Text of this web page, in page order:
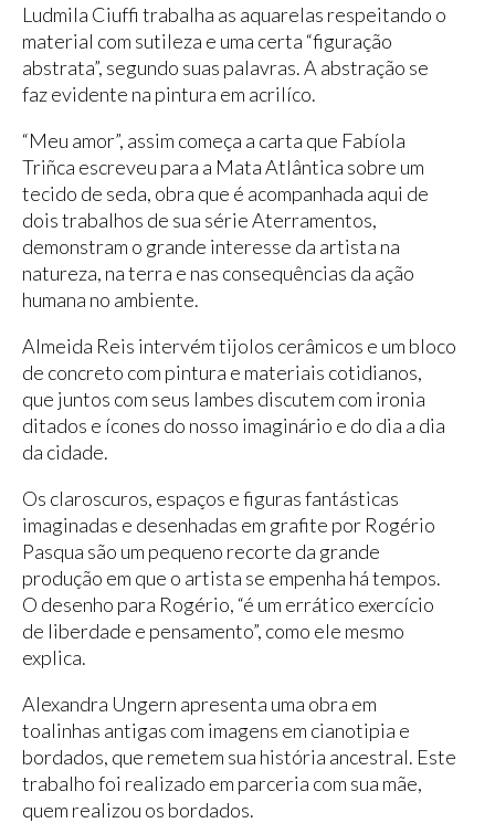
Ludmila Ciuffi trabalha as aquarelas respeitando o
material com sutileza e uma certa “figuração
abstrata”, segundo suas palavras. A abstração se
faz evidente na pintura em acrilíco.
“Meu amor”, assim começa a carta que Fabíola
Triñca escreveu para a Mata Atlântica sobre um
tecido de seda, obra que é acompanhada aqui de
dois trabalhos de sua série Aterramentos,
demonstram o grande interesse da artista na
natureza, na terra e nas consequências da ação
humana no ambiente.
Almeida Reis intervém tijolos cerâmicos e um bloco
de concreto com pintura e materiais cotidianos,
que juntos com seus lambes discutem com ironia
ditados e ícones do nosso imaginário e do dia a dia
da cidade.
Os claroscuros, espaços e figuras fantásticas
imaginadas e desenhadas em grafite por Rogério
Pasqua são um pequeno recorte da grande
produção em que o artista se empenha há tempos.
O desenho para Rogério, “é um errático exercício
de liberdade e pensamento”, como ele mesmo
explica.
Alexandra Ungern apresenta uma obra em
toalinhas antigas com imagens em cianotipia e
bordados, que remetem sua história ancestral. Este
trabalho foi realizado em parceria com sua mãe,
quem realizou os bordados.